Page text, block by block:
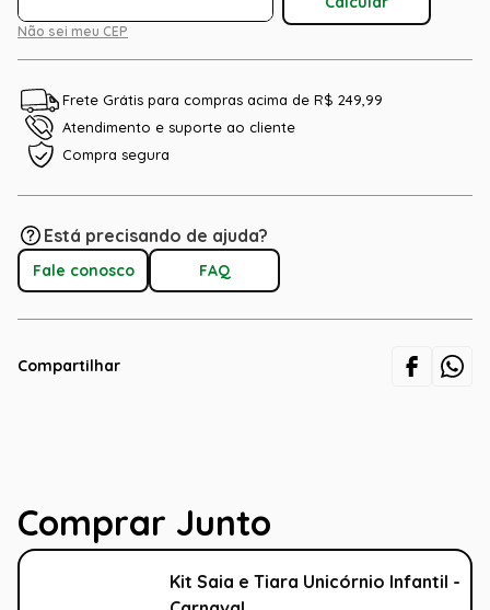
Não sei meu CEP
Frete Grátis para compras acima de R$ 249,99
Atendimento e suporte ao cliente
Compra segura
Está precisando de ajuda?
Fale conosco FAQ
Compartilhar
Comprar Junto
Kit Saia e Tiara Unicórnio Infantil -